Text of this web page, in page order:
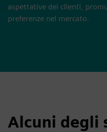
aspettative dei clienti,
preferenze nel mercato.
Alcuni degli